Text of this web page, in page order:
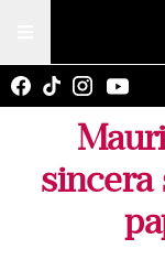
sincera